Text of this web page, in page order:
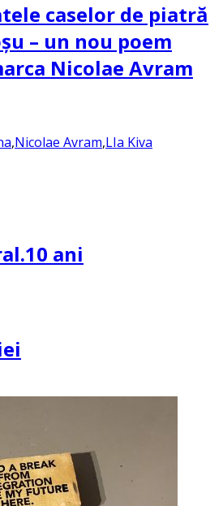
caselor de piatră
– un nou poem
Nicolae Avram
,Nicolae Avram,LIa Kiva
ani